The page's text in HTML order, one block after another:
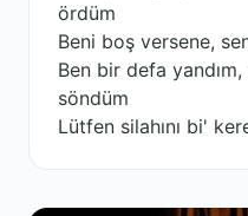
ördüm
Beni boş versene,
Ben bir defa
söndüm
Lütfen silahını bi'